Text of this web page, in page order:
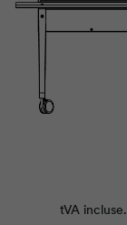
tVA incluse.